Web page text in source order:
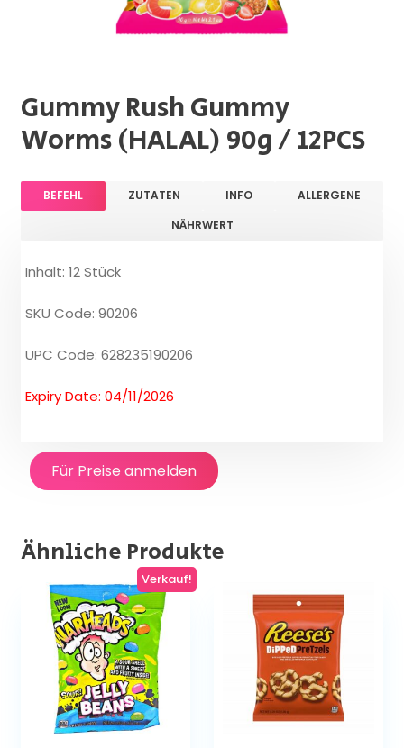
Gummy Rush Gummy
Worms (HALAL) 90g / 12PCS
BEFEHL ZUTATEN INFO
ALLERGENE
NÄHRWERT
Inhalt: 12 Stück
SKU Code: 90206
UPC Code: 628235190206
Expiry Date: 04/11/2026
Für Preise anmelden
Ähnliche Produkte
Verkauf!